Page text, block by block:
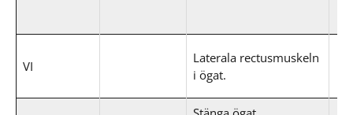
VI
Laterala rectusmuskeln
i ögat.